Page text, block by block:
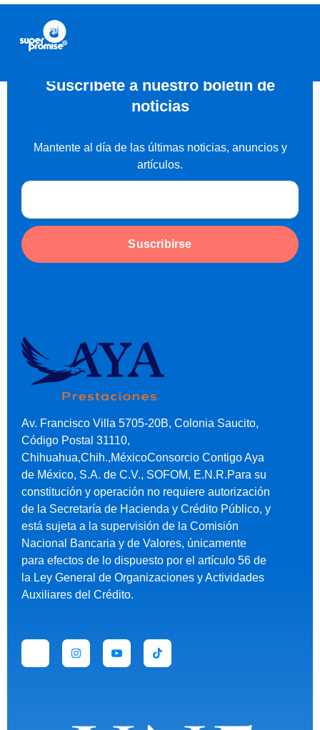
Suscríbete a nuestro boletín de
noticias
Mantente al día de las últimas noticias, anuncios y
artículos.
Suscribirse
Av. Francisco Villa 5705-20B, Colonia Saucito,
Código Postal 31110,
Chihuahua,Chih.,MéxicoConsorcio Contigo Aya
de México, S.A. de C.V., SOFOM, E.N.R.Para su
constitución y operación no requiere autorización
de la Secretaría de Hacienda y Crédito Público, y
está sujeta a la supervisión de la Comisión
Nacional Bancaria y de Valores, únicamente
para efectos de lo dispuesto por el artículo 56 de
la Ley General de Organizaciones y Actividades
Auxiliares del Crédito.